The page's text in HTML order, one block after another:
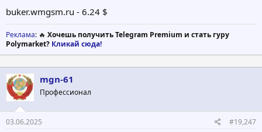
buker.wmgsm.ru - 6.24 $
Реклама: 🔥 Хочешь получить Telegram Premium и стать гуру
Polymarket? Кликай сюда!
mgn-61
Профессионал
03.06.2025 #19,247